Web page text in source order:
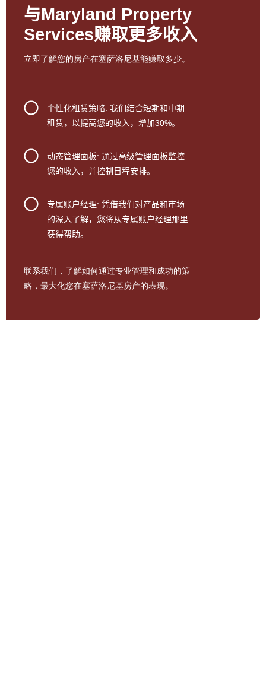
与Maryland Property
Services赚取更多收入
立即了解您的房产在塞萨洛尼基能赚取多少。
个性化租赁策略: 我们结合短期和中期
租赁，以提高您的收入，增加30%。
动态管理面板: 通过高级管理面板监控
您的收入，并控制日程安排。
专属账户经理: 凭借我们对产品和市场
的深入了解，您将从专属账户经理那里
获得帮助。
联系我们，了解如何通过专业管理和成功的策
略，最大化您在塞萨洛尼基房产的表现。